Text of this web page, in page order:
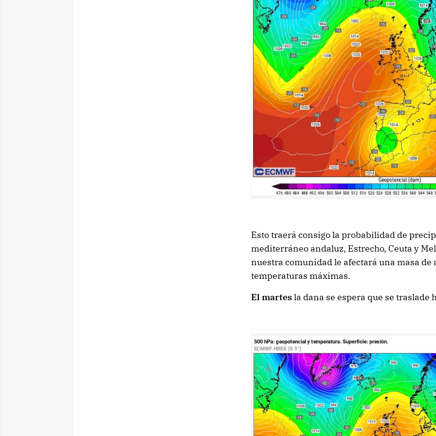
Esto traerá consigo la probabilidad de
mediterráneo andaluz, Estrecho, Ceuta y
nuestra comunidad le afectará una masa
temperaturas máximas.
El martesla dana se espera que se traslade